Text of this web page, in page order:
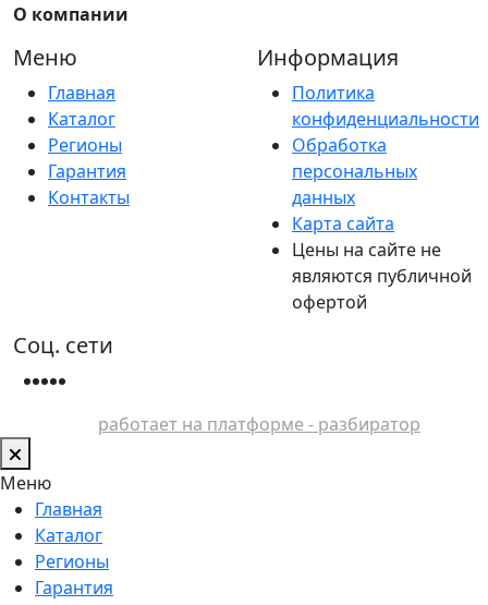
О компании
Меню
Главная
Каталог
Регионы
Гарантия
Контакты
Информация
Политика
конфиденциальности
Обработка
персональных
данных
Карта сайта
Цены на сайте не
являются публичной
офертой
Соц. сети
работает на платформе - разбиратор
Меню
Главная
Каталог
Регионы
Гарантия